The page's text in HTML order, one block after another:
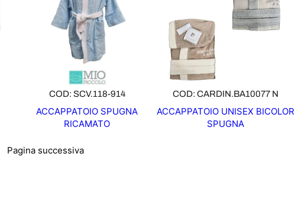
COD: SCV.118-914
ACCAPPATOIO SPUGNA
RICAMATO
COD: CARDIN.BA10077 N
ACCAPPATOIO UNISEX BICOLOR
SPUGNA
Pagina successiva